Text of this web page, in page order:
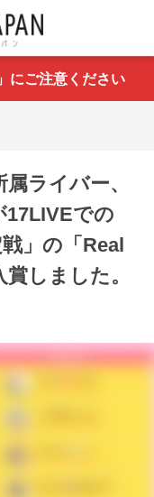
にご注意ください
ライバー、
17LIVEでの
戦」の「Real
しました。